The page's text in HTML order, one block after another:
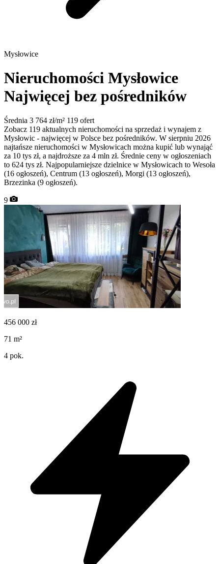
Mysłowice
Nieruchomości Mysłowice
Najwięcej bez pośredników
Średnia 3 764 zł/m² 119 ofert
Zobacz 119 aktualnych nieruchomości na sprzedaż i wynajem z
Mysłowic - najwięcej w Polsce bez pośredników. W sierpniu 2026
najtańsze nieruchomości w Mysłowicach można kupić lub wynająć
za 10 tys zł, a najdroższe za 4 mln zł. Średnie ceny w ogłoszeniach
to 624 tys zł. Najpopularniejsze dzielnice w Mysłowicach to Wesoła
(16 ogłoszeń), Centrum (13 ogłoszeń), Morgi (13 ogłoszeń),
Brzezinka (9 ogłoszeń).
9
456 000 zł
71 m²
4 pok.